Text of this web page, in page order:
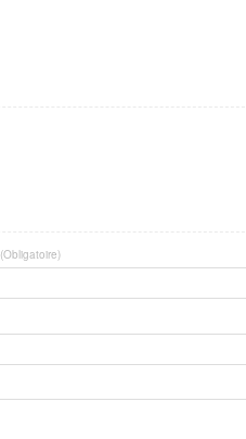
(Obligatoire)